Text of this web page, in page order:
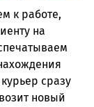
к работе,
на
сразу
новый